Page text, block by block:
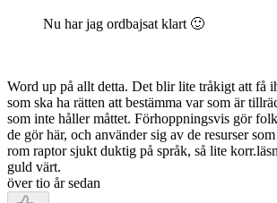
Nu har jag ordbajsat klart 🙂
Word up på allt detta. Det blir lite tråkigt att få
som ska ha rätten att bestämma var som är
som inte håller måttet. Förhoppningsvis gör
de gör här, och använder sig av de resurser
rom raptor sjukt duktig på språk, så lite
guld värt.
över tio år sedan